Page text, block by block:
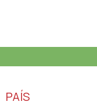
PAÍS